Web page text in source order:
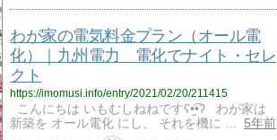
わが家の電気料金プラン（オール電
化）｜九州電力 電化でナイト・セレ
クト
https://imomusi.info/entry/2021/02/20/211415
こんにちは いもむしねねですʕ•̫͡•ʔ わが家は
新築を オール電化 にし、 それを機に …
5年前